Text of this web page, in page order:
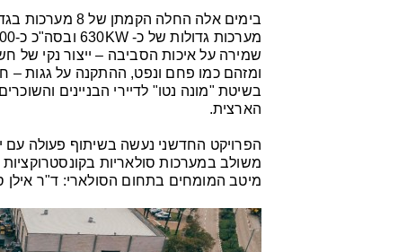
שמירה על איכות הסביבה – ייצור נקי
ומזהם כמו פחם ונפט, ההתקנה על גגות
בשיטת "מונה נטו" לדיירי הבניינים
הארצית.
הפרויקט החדשני נעשה בשיתוף פעולה עם
משולב במערכות סולאריות בקונסטרוקציות
מיטב המומחים בתחום הסולארי: ד"ר אילן